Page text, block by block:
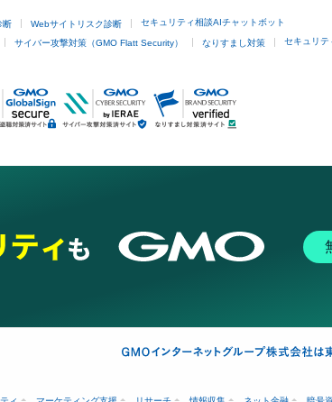
断 Webサイトリスク診断 セキュリティ相談AIチャットボット
サイバー攻撃対策（GMO Flatt Security） なりすまし対策 セキュリテ